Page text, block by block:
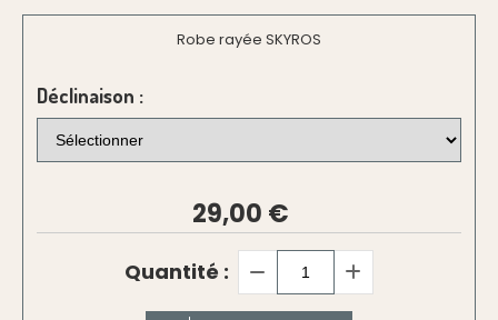
Robe rayée SKYROS
Déclinaison :
29,00 €
Quantité :